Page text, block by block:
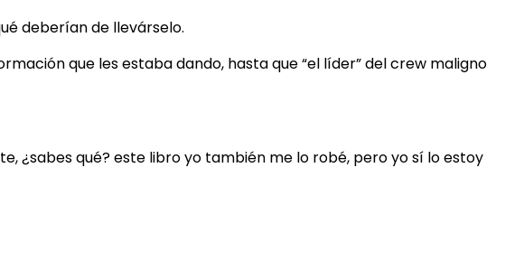
deberían de llevárselo.
que les estaba dando, hasta que “el líder” del crew maligno
¿sabes qué? este libro yo también me lo robé, pero yo sí lo estoy